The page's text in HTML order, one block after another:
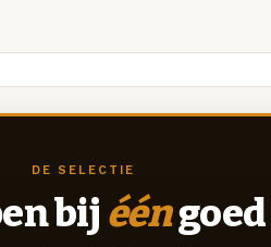
DE SELECTIE
bij één